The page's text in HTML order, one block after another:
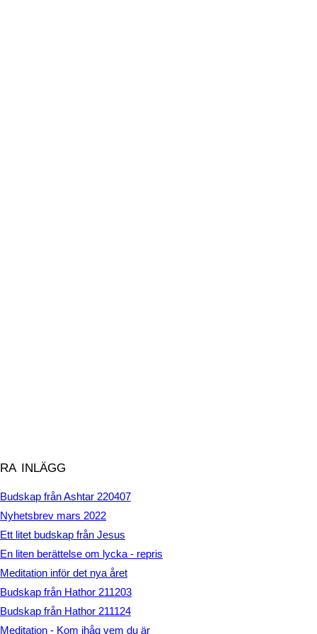
inlägg
Budskap från Ashtar 220407
Nyhetsbrev mars 2022
Ett litet budskap från Jesus
En liten berättelse om lycka - repris
Meditation inför det nya året
Budskap från Hathor 211203
Budskap från Hathor 211124
Meditation - Kom ihåg vem du är